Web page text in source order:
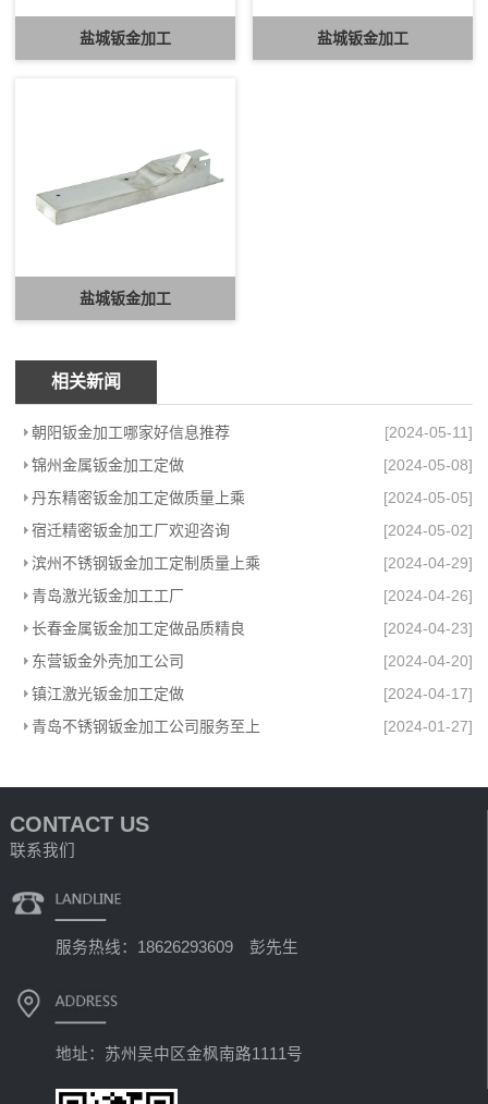
盐城钣金加工 盐城钣金加工
盐城钣金加工
相关新闻
朝阳钣金加工哪家好信息推荐
[2024-05-11]
锦州金属钣金加工定做
[2024-05-08]
丹东精密钣金加工定做质量上乘
[2024-05-05]
宿迁精密钣金加工厂欢迎咨询
[2024-05-02]
滨州不锈钢钣金加工定制质量上乘
[2024-04-29]
青岛激光钣金加工工厂
[2024-04-26]
长春金属钣金加工定做品质精良
[2024-04-23]
东营钣金外壳加工公司
[2024-04-20]
镇江激光钣金加工定做
[2024-04-17]
青岛不锈钢钣金加工公司服务至上
[2024-01-27]
CONTACT US
联系我们
服务热线：18626293609 彭先生
地址：苏州吴中区金枫南路1111号